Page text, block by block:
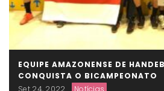
EQUIPE AMAZONENSE DE
CONQUISTA O BICAMPEONATO
Set 24, 2022
Notícias